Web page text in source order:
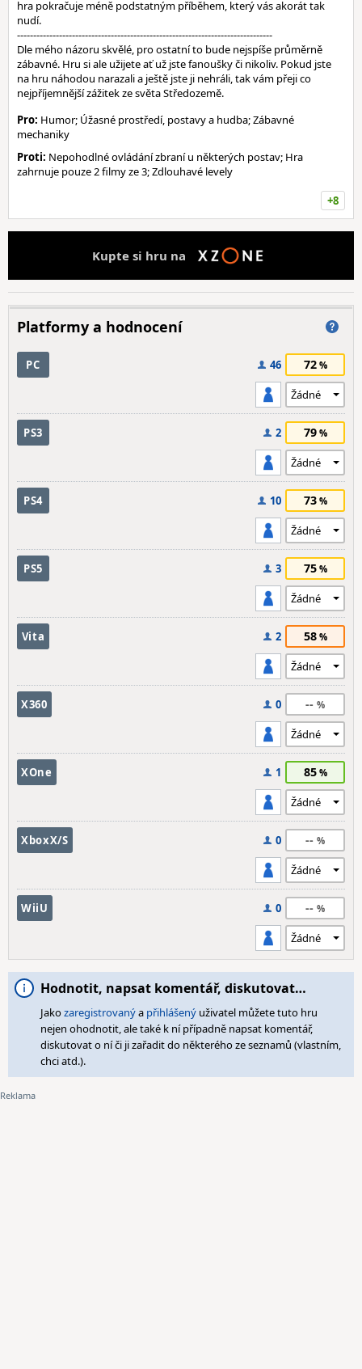
hra pokračuje méně podstatným příběhem, který vás akorát tak
nudí.
-------------------------------------------------------------------------------
Dle mého názoru skvělé, pro ostatní to bude nejspíše průměrně
zábavné. Hru si ale užijete ať už jste fanoušky či nikoliv. Pokud jste
na hru náhodou narazali a ještě jste ji nehráli, tak vám přeji co
nejpříjemnější zážitek ze světa Středozemě.
Pro: Humor; Úžasné prostředí, postavy a hudba; Zábavné
mechaniky
Proti: Nepohodlné ovládání zbraní u některých postav; Hra
zahrnuje pouze 2 filmy ze 3; Zdlouhavé levely
+8
Kupte si hru na
Platformy a hodnocení
PC 46 72
PS3 2 79
PS4 10 73
PS5 3 75
Vita 2 58
X360 0 --
XOne 1 85
XboxX/S 0 --
WiiU 0 --
Hodnotit, napsat komentář, diskutovat…
Jakozaregistrovanýa přihlášený uživatel můžete tuto hru
nejen ohodnotit, ale také k ní případně napsat komentář,
diskutovat o ní či ji zařadit do některého ze seznamů (vlastním,
chci atd.).